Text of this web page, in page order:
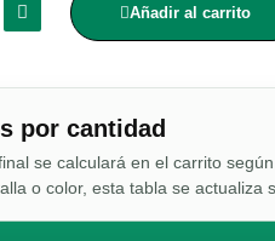
Añadir al carrito
por cantidad
se calculará en el carrito
o color, esta tabla se actualiza